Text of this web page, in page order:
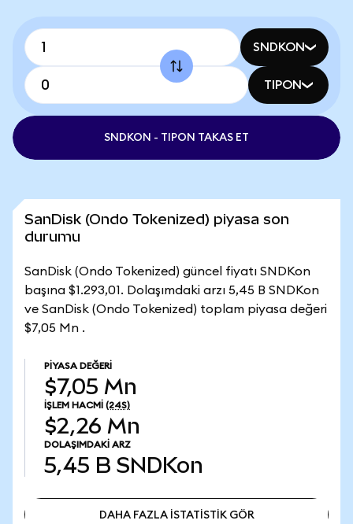
SNDKON
TIPON
SNDKON - TIPON TAKAS ET
SanDisk (Ondo Tokenized) piyasa son
durumu
SanDisk (Ondo Tokenized) güncel fiyatı SNDKon
başına $1.293,01. Dolaşımdaki arzı 5,45 B SNDKon
ve SanDisk (Ondo Tokenized) toplam piyasa değeri
$7,05 Mn .
PIYASA DEĞERI
$7,05 Mn
İŞLEM HACMI (24S)
$2,26 Mn
DOLAŞIMDAKI ARZ
5,45 B SNDKon
DAHA FAZLA İSTATİSTİK GÖR